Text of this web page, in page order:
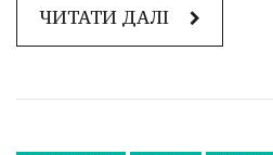
ЧИТАТИ ДАЛІ